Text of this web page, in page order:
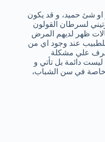
او شئ حميد، و قد يكون
لسرطان القولون
ظهر لديهم المرض
عند وجود اي من
علي مشكلة
ليست دائمة بل تأتي و
خاصة في سن الشباب،